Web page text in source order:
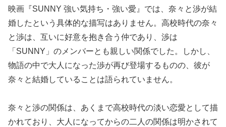
映画『SUNNY 強い気持ち・強い愛』では、奈々と渉が結
婚したという具体的な描写はありません。高校時代の奈々
と渉は、互いに好意を抱き合う仲であり、渉は
「SUNNY」のメンバーとも親しい関係でした。しかし、
物語の中で大人になった渉が再び登場するものの、彼が
奈々と結婚していることは語られていません。
奈々と渉の関係は、あくまで高校時代の淡い恋愛として描
かれており、大人になってからの二人の関係は明かされて